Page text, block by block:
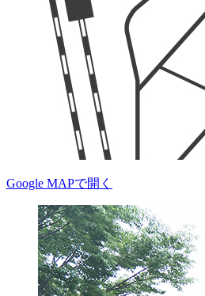
Google MAPで開く